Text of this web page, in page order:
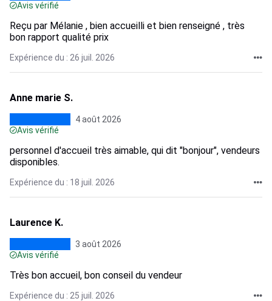
Avis vérifié
Reçu par Mélanie , bien accueilli et bien renseigné , très
bon rapport qualité prix
Expérience du : 26 juil. 2026
Anne marie S.
4 août 2026
Avis vérifié
personnel d'accueil très aimable, qui dit "bonjour", vendeurs
disponibles.
Expérience du : 18 juil. 2026
Laurence K.
3 août 2026
Avis vérifié
Très bon accueil, bon conseil du vendeur
Expérience du : 25 juil. 2026